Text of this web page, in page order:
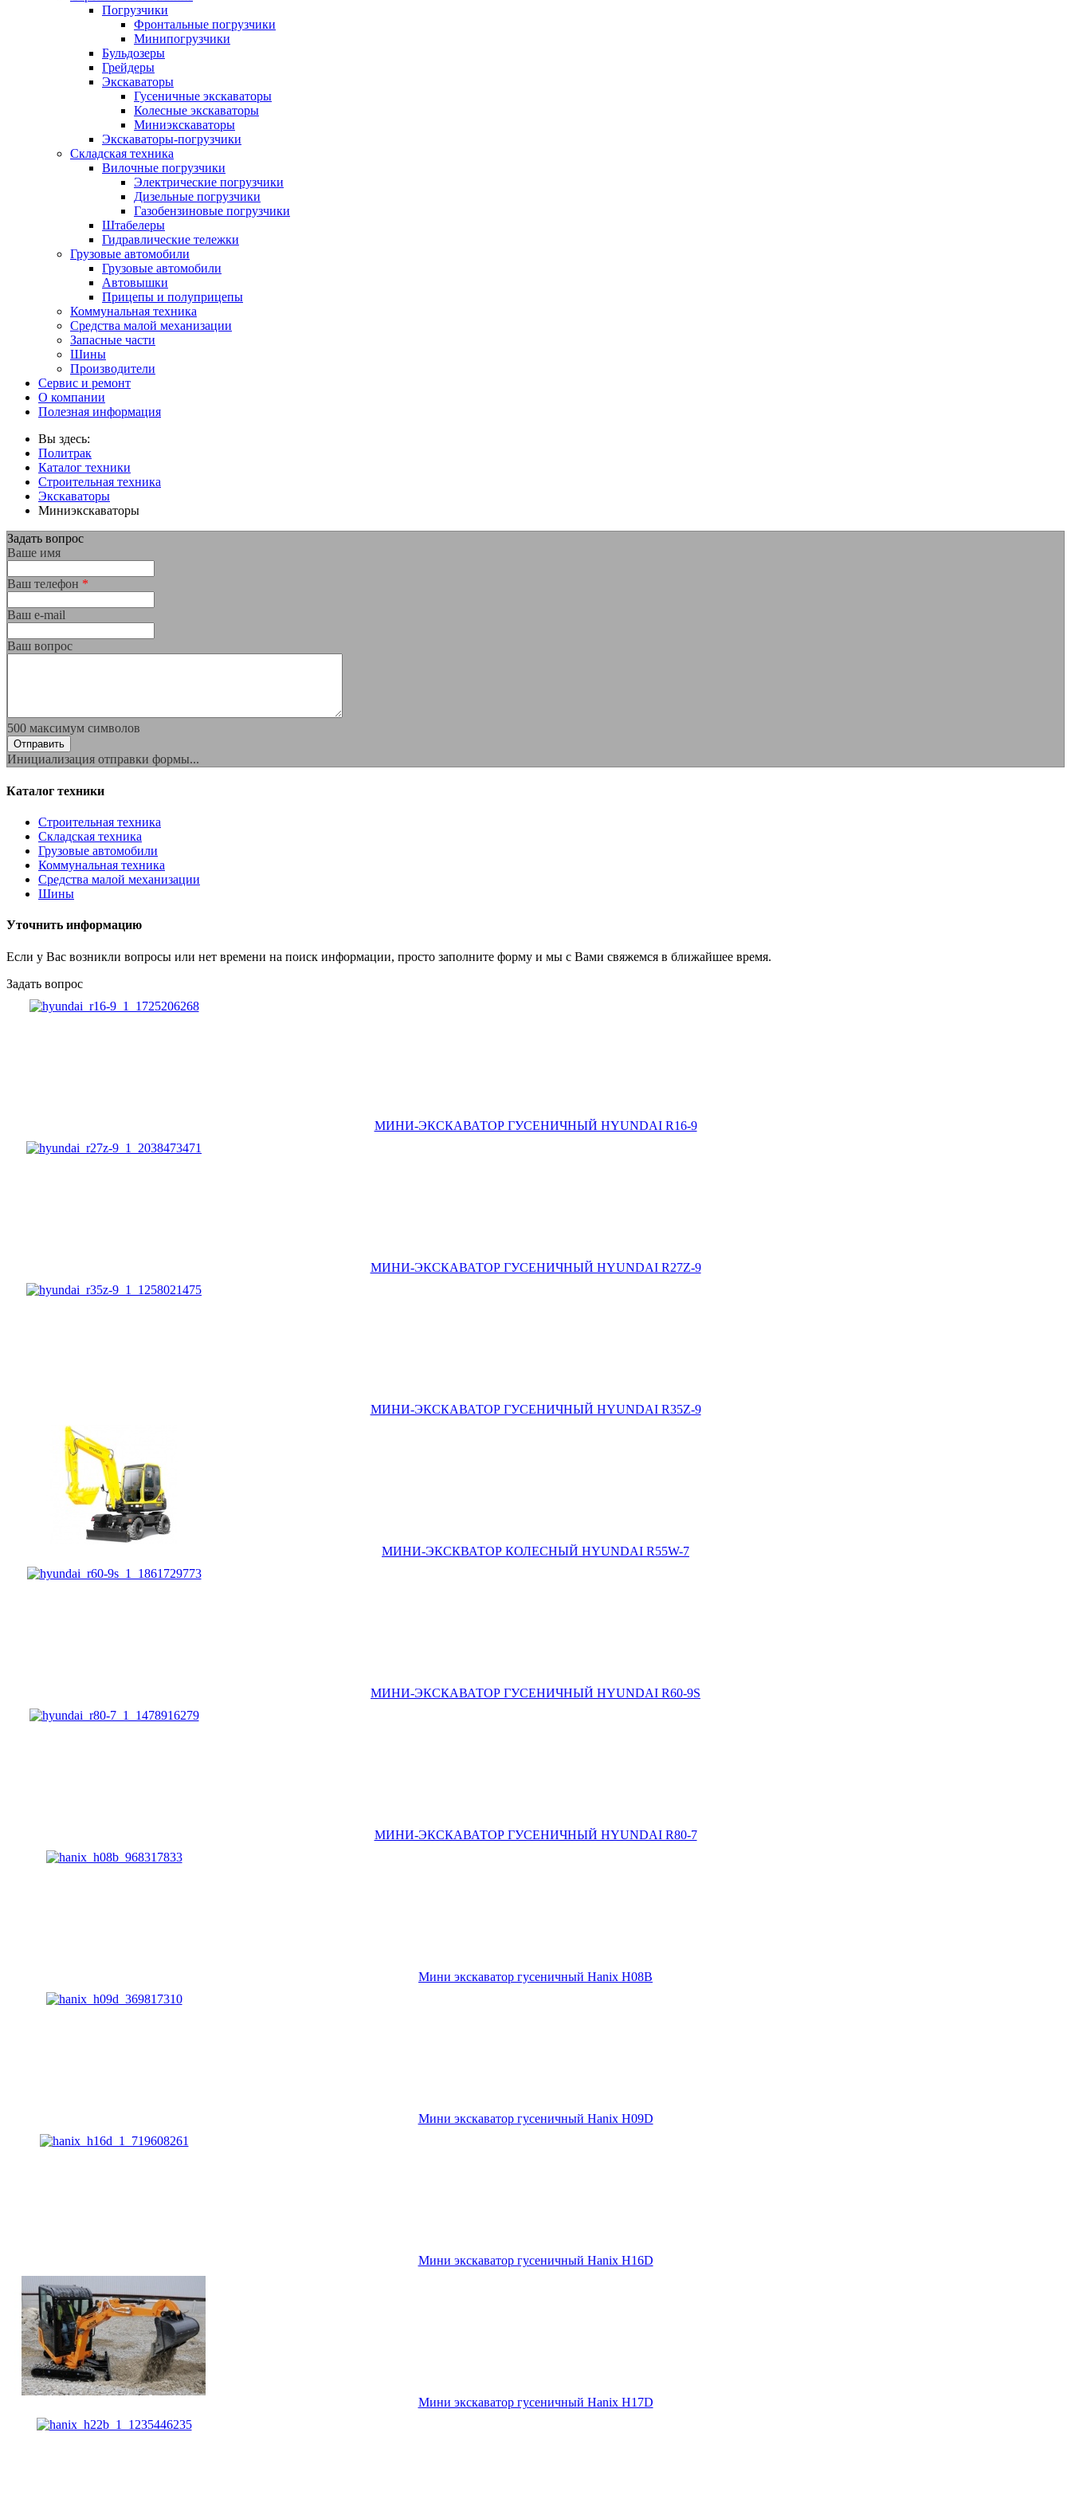
Погрузчики
Фронтальные погрузчики
Минипогрузчики
Бульдозеры
Грейдеры
Экскаваторы
Гусеничные экскаваторы
Колесные экскаваторы
Миниэкскаваторы
Экскаваторы-погрузчики
Складская техника
Вилочные погрузчики
Электрические погрузчики
Дизельные погрузчики
Газобензиновые погрузчики
Штабелеры
Гидравлические тележки
Грузовые автомобили
Грузовые автомобили
Автовышки
Прицепы и полуприцепы
Коммунальная техника
Средства малой механизации
Запасные части
Шины
Производители
Сервис и ремонт
О компании
Полезная информация
Вы здесь:
Политрак
Каталог техники
Строительная техника
Экскаваторы
Миниэкскаваторы
Задать вопрос
Ваше имя
Ваш телефон *
Ваш е-mail
Ваш вопрос
500 максимум символов
Отправить
Инициализация отправки формы...
Каталог техники
Строительная техника
Складская техника
Грузовые автомобили
Коммунальная техника
Средства малой механизации
Шины
Уточнить информацию
Если у Вас возникли вопросы или нет времени на поиск информации, просто заполните форму и мы с Вами свяжемся в ближайшее время.
Задать вопрос
МИНИ-ЭКСКАВАТОР ГУСЕНИЧНЫЙ HYUNDAI R16-9
МИНИ-ЭКСКАВАТОР ГУСЕНИЧНЫЙ HYUNDAI R27Z-9
МИНИ-ЭКСКАВАТОР ГУСЕНИЧНЫЙ HYUNDAI R35Z-9
МИНИ-ЭКСКВАТОР КОЛЕСНЫЙ HYUNDAI R55W-7
МИНИ-ЭКСКАВАТОР ГУСЕНИЧНЫЙ HYUNDAI R60-9S
МИНИ-ЭКСКАВАТОР ГУСЕНИЧНЫЙ HYUNDAI R80-7
Мини экскаватор гусеничный Hanix H08B
Мини экскаватор гусеничный Hanix H09D
Мини экскаватор гусеничный Hanix H16D
Мини экскаватор гусеничный Hanix H17D